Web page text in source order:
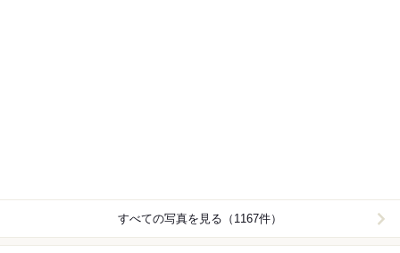
すべての写真を見る（1167件）